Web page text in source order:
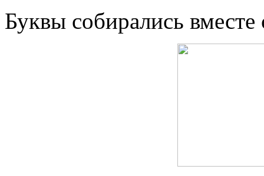
Буквы собирались